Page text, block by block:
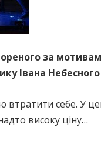
за
Івана
себе. У
високу ціну…